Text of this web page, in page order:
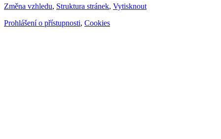
Změna vzhledu, Struktura stránek, Vytisknout
Prohlášení o přístupnosti, Cookies